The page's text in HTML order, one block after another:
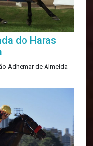
do Haras
Adhemar de Almeida